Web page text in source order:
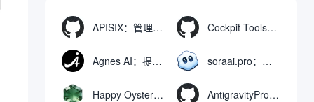
APISIX：管理和代理API及大模型流量的高性能网关 Cockpit Tools：管理多个AI编程IDE账号与配置多开独立实例的本地桌面应用
Agnes AI：提供全模态模型免费API、支持图文视频生成与复杂工程执行的智能体平台 soraai.pro：支持多模型文字转视频和图像生成的在线创作工具
Happy Oyster AI：生成可交互式3D虚拟世界与视频的大模型 AntigravityProxyLauncher：免TUN全局代理使用Antigravity IDE